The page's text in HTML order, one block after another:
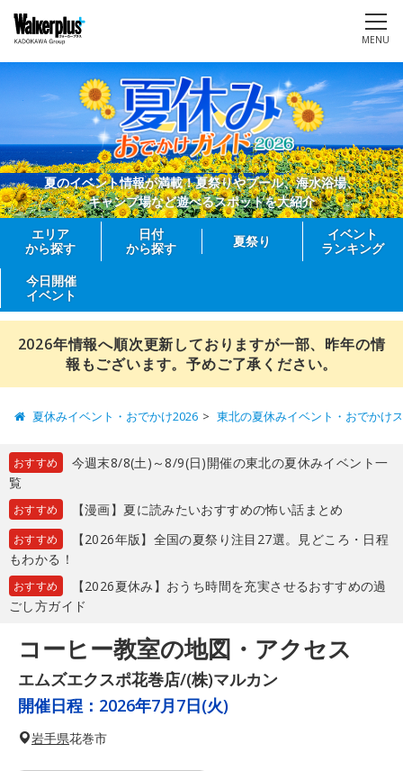
MENU
夏のイベント情報が満載！夏祭りやプール、海水浴場、
キャンプ場など遊べるスポットを大紹介
エリア
から探す
日付
から探す
夏祭り
イベント
ランキング
今日開催
イベント
2026年情報へ順次更新しておりますが一部、昨年の情
報もございます。予めご了承ください。
夏休みイベント・おでかけ2026 東北の夏休みイベント・おでかけ
おすすめ
今週末8/8(土)～8/9(日)開催の東北の夏休みイベント一
覧
おすすめ 【漫画】夏に読みたいおすすめの怖い話まとめ
おすすめ
【2026年版】全国の夏祭り注目27選。見どころ・日程
もわかる！
おすすめ
【2026夏休み】おうち時間を充実させるおすすめの過
ごし方ガイド
コーヒー教室の地図・アクセス
エムズエクスポ花巻店/(株)マルカン
開催日程： 2026年7月7日(火)
岩手県花巻市